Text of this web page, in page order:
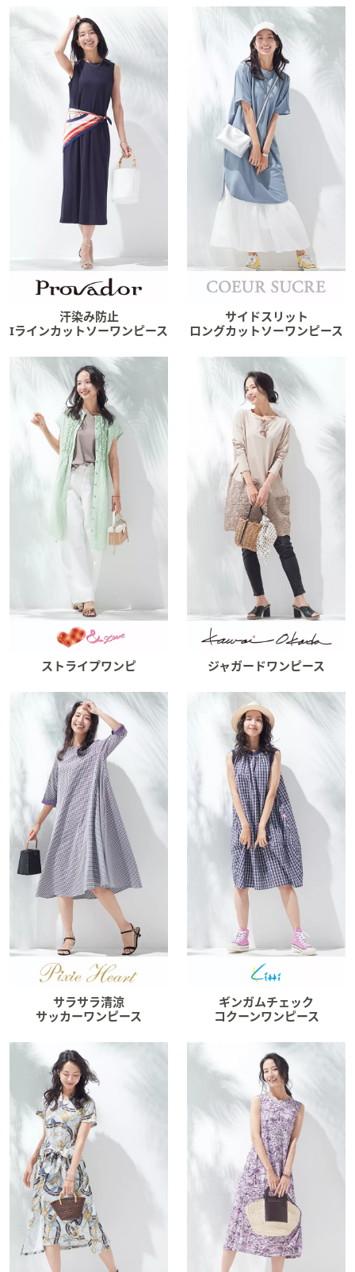
汗染み防止
Iラインカットソーワンピース
サイドスリット
ロングカットソーワンピース
ストライプワンピ ジャガードワンピース
サラサラ清涼
サッカーワンピース
ギンガムチェック
コクーンワンピース